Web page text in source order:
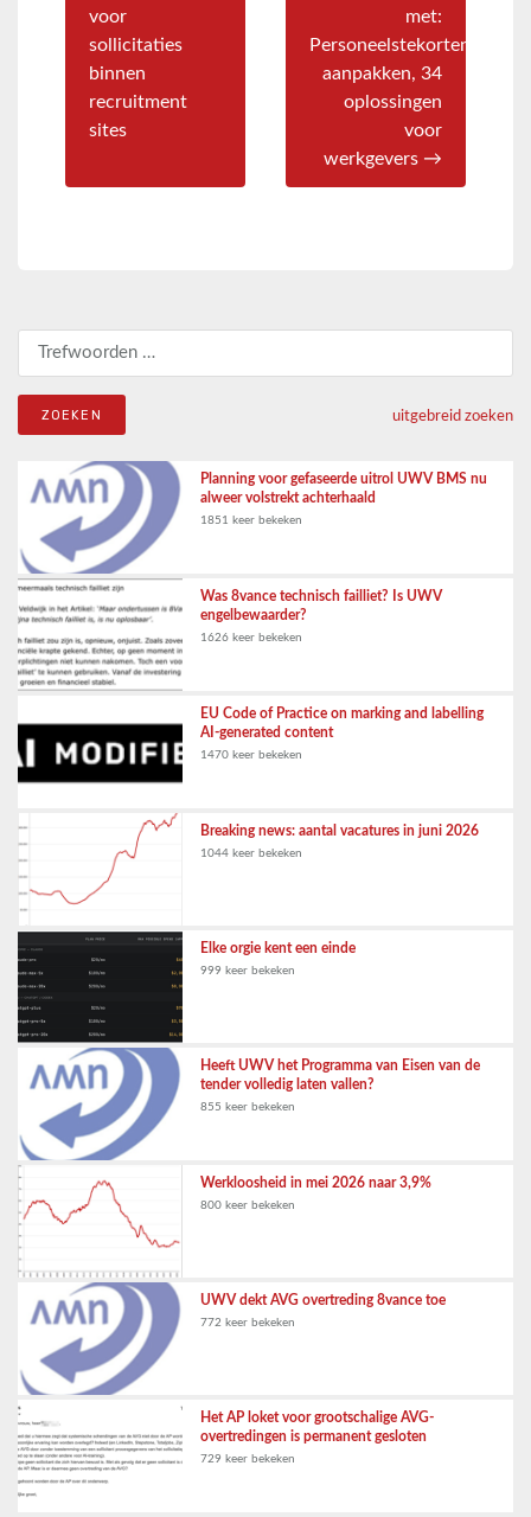
voor
sollicitaties
binnen
recruitment
sites
met:
Personeelstekorten
aanpakken, 34
oplossingen
voor
werkgevers →
Zoeken naar:
uitgebreid zoeken
Planning voor gefaseerde uitrol UWV BMS nu
alweer volstrekt achterhaald
1851 keer bekeken
Was 8vance technisch failliet? Is UWV
engelbewaarder?
1626 keer bekeken
EU Code of Practice on marking and labelling
AI-generated content
1470 keer bekeken
Breaking news: aantal vacatures in juni 2026
1044 keer bekeken
Elke orgie kent een einde
999 keer bekeken
Heeft UWV het Programma van Eisen van de
tender volledig laten vallen?
855 keer bekeken
Werkloosheid in mei 2026 naar 3,9%
800 keer bekeken
UWV dekt AVG overtreding 8vance toe
772 keer bekeken
Het AP loket voor grootschalige AVG-
overtredingen is permanent gesloten
729 keer bekeken